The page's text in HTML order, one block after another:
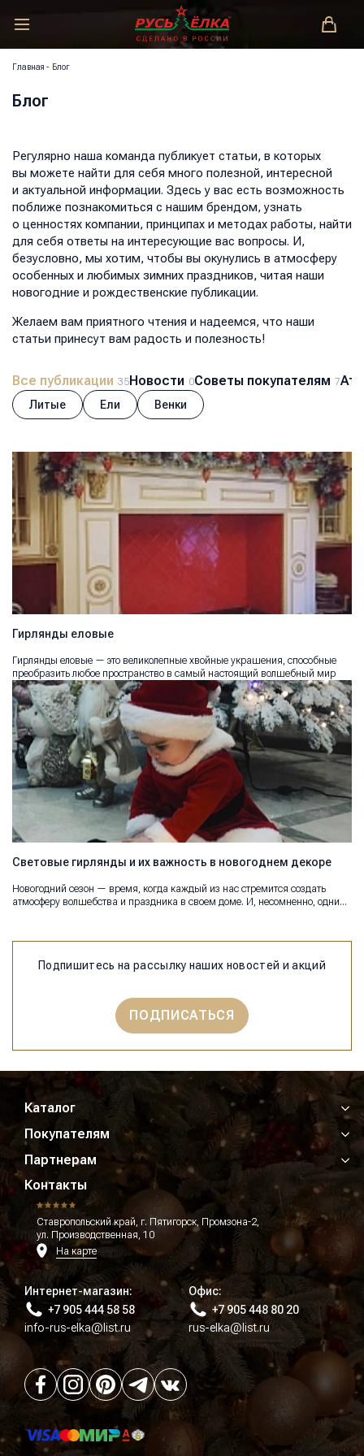
РУСЬ-ЁЛКА – ЗАКОНОДАТЕЛЬ МОДЫ!
Главная - Блог
Блог
Регулярно наша команда публикует статьи, в которых
вы можете найти для себя много полезной, интересной
и актуальной информации. Здесь у вас есть возможность
поближе познакомиться с нашим брендом, узнать
о ценностях компании, принципах и методах работы, найти
для себя ответы на интересующие вас вопросы. И,
безусловно, мы хотим, чтобы вы окунулись в атмосферу
особенных и любимых зимних праздников, читая наши
новогодние и рождественские публикации.
Желаем вам приятного чтения и надеемся, что наши
статьи принесут вам радость и полезность!
Все публикации 35Новости 0Советы покупателям 7
Литые Ели Венки
Гирлянды еловые
Гирлянды еловые — это великолепные хвойные украшения, способные
преобразить любое пространство в самый настоящий волшебный мир
Световые гирлянды и их важность в новогоднем декоре
Новогодний сезон — время, когда каждый из нас стремится создать
атмосферу волшебства и праздника в своем доме. И, несомненно, одним
Подпишитесь на рассылку наших новостей и акций
ПОДПИСАТЬСЯ
Каталог
Покупателям
Партнерам
Контакты
Ставропольский край, г. Пятигорск, Промзона-2,
ул. Производственная, 10
На карте
Интернет-магазин:
+7 905 444 58 58
info-rus-elka@list.ru
Офис:
+7 905 448 80 20
rus-elka@list.ru